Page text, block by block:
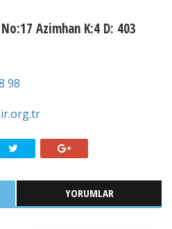
Azimhan K:4 D: 403
98
YORUMLAR